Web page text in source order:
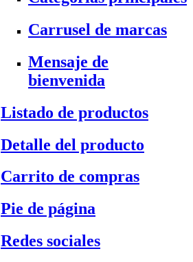
Carrusel de marcas
Mensaje de
bienvenida
Listado de productos
Detalle del producto
Carrito de compras
Pie de página
Redes sociales